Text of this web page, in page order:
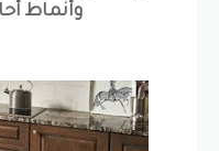
وأنماط